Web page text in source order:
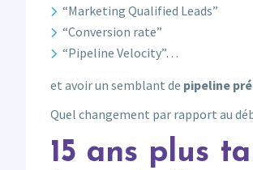
“Marketing Qualified Leads”
“Conversion rate”
“Pipeline Velocity”…
et avoir un semblant de pipeline
Quel changement par rapport au
15 ans plus